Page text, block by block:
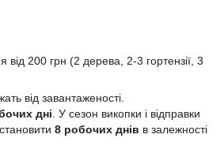
від 200 грн (2 дерева, 2-3 гортензії, 3
від завантаженості.
дні . У сезон викопки і відправки
8 робочих днів в залежності